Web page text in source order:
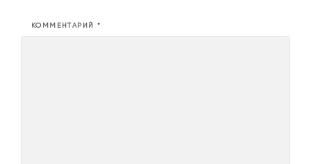
КОММЕНТАРИЙ *